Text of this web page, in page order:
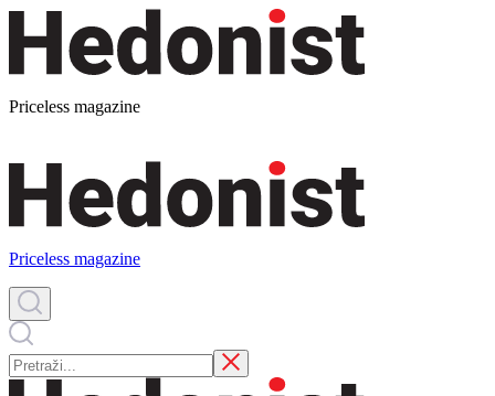
Priceless magazine
Priceless magazine